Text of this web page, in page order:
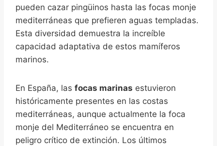
pueden cazar pingüinos hasta las focas monje
mediterráneas que prefieren aguas templadas.
Esta diversidad demuestra la increíble
capacidad adaptativa de estos mamíferos
marinos.
En España, las focas marinas estuvieron
históricamente presentes en las costas
mediterráneas, aunque actualmente la foca
monje del Mediterráneo se encuentra en
peligro crítico de extinción. Los últimos